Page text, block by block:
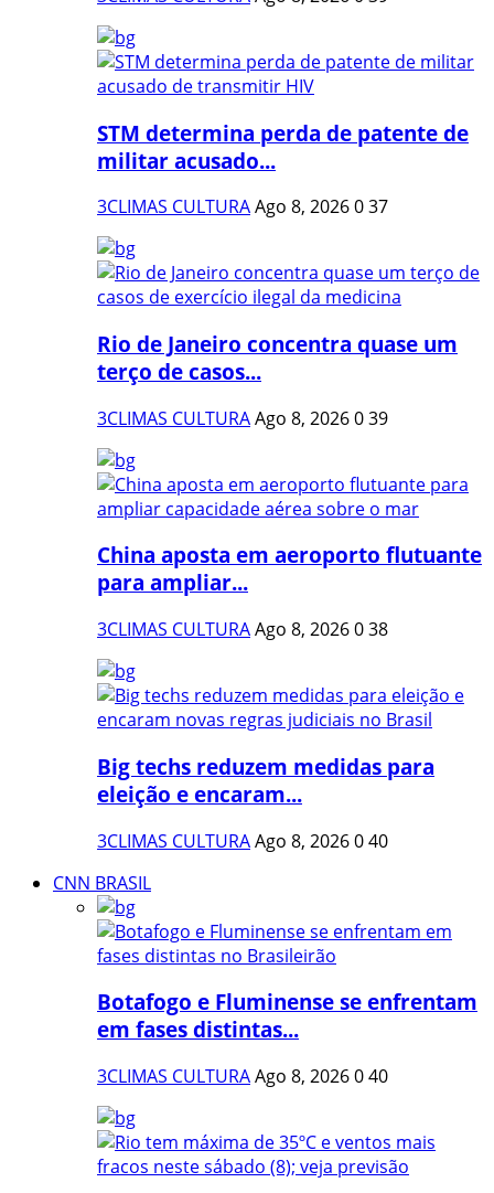
STM determina perda de patente de
militar acusado...
3CLIMAS CULTURAAgo 8, 2026037
Rio de Janeiro concentra quase um
terço de casos...
3CLIMAS CULTURAAgo 8, 2026039
China aposta em aeroporto flutuante
para ampliar...
3CLIMAS CULTURAAgo 8, 2026038
Big techs reduzem medidas para
eleição e encaram...
3CLIMAS CULTURAAgo 8, 2026040
CNN BRASIL
Botafogo e Fluminense se enfrentam
em fases distintas...
3CLIMAS CULTURAAgo 8, 2026040